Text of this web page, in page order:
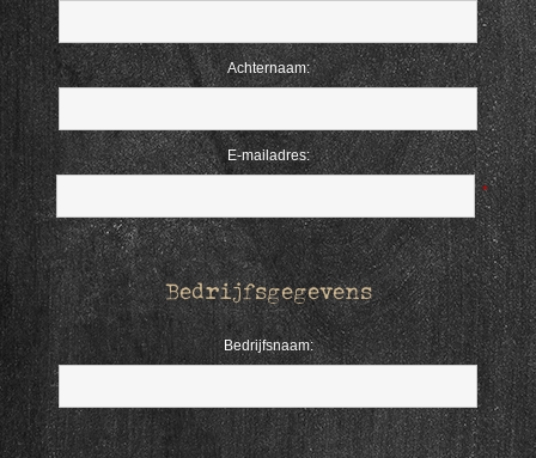
Achternaam:
E-mailadres:
*
Bedrijfsgegevens
Bedrijfsnaam: